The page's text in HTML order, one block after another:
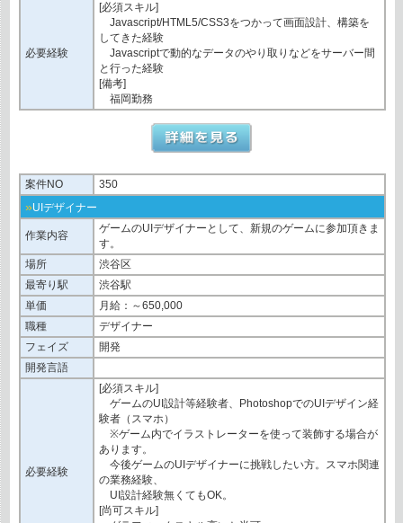
必要経験
[必須スキル]
Javascript/HTML5/CSS3をつかって画⾯設計、構築を
してきた経験
Javascriptで動的なデータのやり取りなどをサーバー間
と⾏った経験
[備考]
福岡勤務
案件NO 350
»UIデザイナー
作業内容
ゲームのUIデザイナーとして、新規のゲームに参加頂きま
す。
場所
渋谷区
最寄り駅
渋谷駅
単価
月給：～650,000
職種
デザイナー
フェイズ
開発
開発言語
必要経験
[必須スキル]
ゲームのUI設計等経験者、PhotoshopでのUIデザイン経
験者（スマホ）
※ゲーム内でイラストレーターを使って装飾する場合が
あります。
今後ゲームのUIデザイナーに挑戦したい⽅。スマホ関連
の業務経験、
UI設計経験無くてもOK。
[尚可スキル]